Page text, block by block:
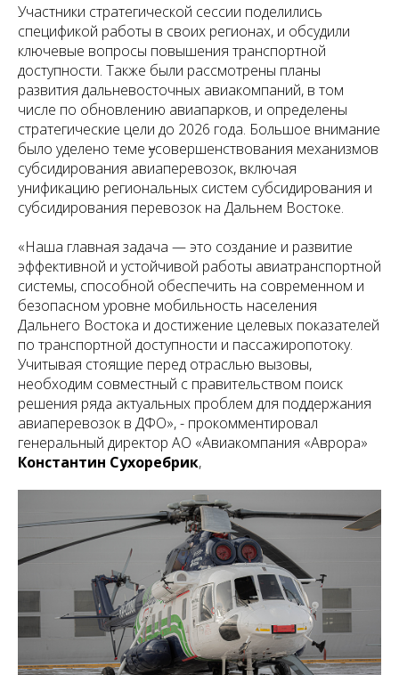
Участники стратегической сессии поделились
спецификой работы в своих регионах, и обсудили
ключевые вопросы повышения транспортной
доступности. Также были рассмотрены планы
развития дальневосточных авиакомпаний, в том
числе по обновлению авиапарков, и определены
стратегические цели до 2026 года. Большое внимание
было уделено теме усовершенствования механизмов
субсидирования авиаперевозок, включая
унификацию региональных систем субсидирования и
субсидирования перевозок на Дальнем Востоке.
«Наша главная задача — это создание и развитие
эффективной и устойчивой работы авиатранспортной
системы, способной обеспечить на современном и
безопасном уровне мобильность населения
Дальнего Востока и достижение целевых показателей
по транспортной доступности и пассажиропотоку.
Учитывая стоящие перед отраслью вызовы,
необходим совместный с правительством поиск
решения ряда актуальных проблем для поддержания
авиаперевозок в ДФО», - прокомментировал
генеральный директор АО «Авиакомпания «Аврора»
Константин Сухоребрик,